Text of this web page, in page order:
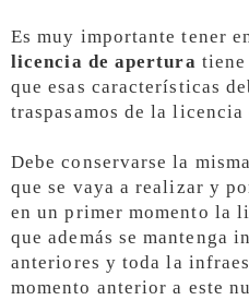
Es muy importante tener
licencia de apertura
que esas características
traspasamos de la
Debe conservarse la
que se vaya a realizar y
en un primer momento la
que además se mantenga
anteriores y toda la
momento anterior a este